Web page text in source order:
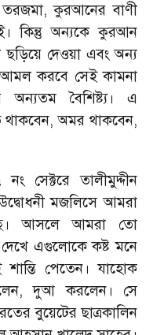
,কুরআনের বাণী
কিন্তু অন্যকে কুরআন
দেওয়া এবং অন্য
করবে সেই কামনা
বৈশিষ্ট্য। এ
থাকবেন,অমর থাকবেন,
সেক্টরে তালীমুদ্দীন
মজলিসে আমরা
আসলে আমরা তো
দেখে এগুলোকে কষ্ট মনে
পেতেন। যাহোক
,দুআ করলেন। সে
বুয়েটের ছাত্রকালিন